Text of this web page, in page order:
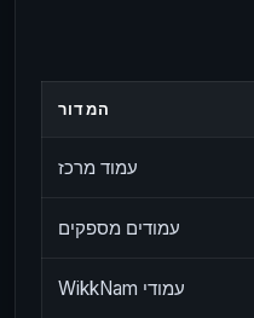
המדור
עמוד מרכז
עמודים מספקים
עמודי WikkNam